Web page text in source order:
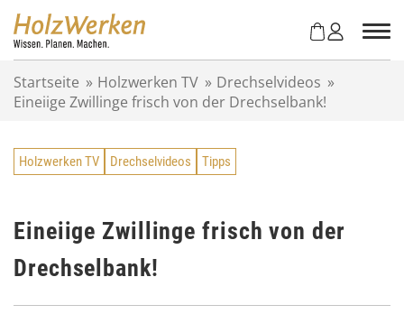
Startseite » Holzwerken TV » Drechselvideos »
Eineiige Zwillinge frisch von der Drechselbank!
Holzwerken TV Drechselvideos Tipps
Eineiige Zwillinge frisch von der
Drechselbank!